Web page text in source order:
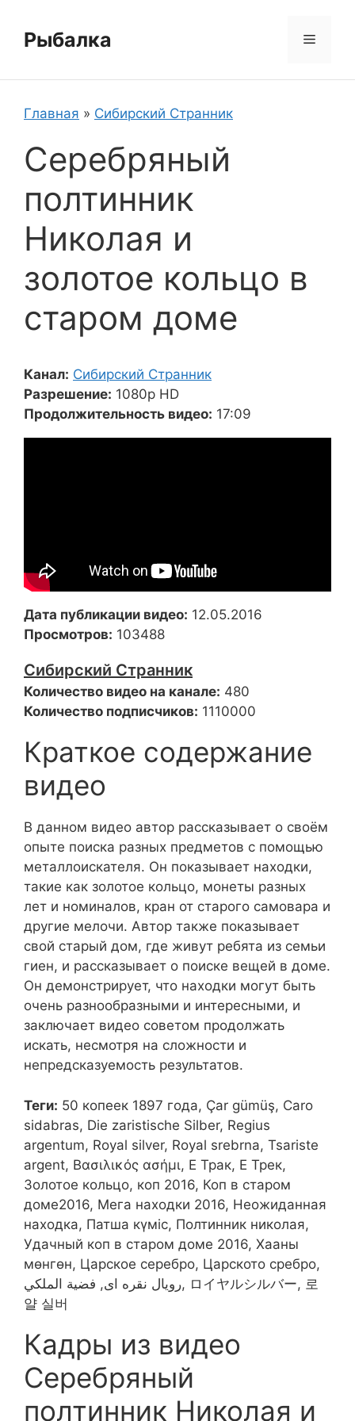
содержимому
Рыбалка Меню
Главная » Сибирский Странник
Серебряный
полтинник
Николая и
золотое кольцо в
старом доме
Канал: Сибирский Странник
Разрешение: 1080p HD
Продолжительность видео: 17:09
Дата публикации видео: 12.05.2016
Просмотров: 103488
Сибирский Странник
Количество видео на канале: 480
Количество подписчиков: 1110000
Краткое содержание
видео
В данном видео автор рассказывает о своём
опыте поиска разных предметов с помощью
металлоискателя. Он показывает находки,
такие как золотое кольцо, монеты разных
лет и номиналов, кран от старого самовара и
другие мелочи. Автор также показывает
свой старый дом, где живут ребята из семьи
гиен, и рассказывает о поиске вещей в доме.
Он демонстрирует, что находки могут быть
очень разнообразными и интересными, и
заключает видео советом продолжать
искать, несмотря на сложности и
непредсказуемость результатов.
Теги: 50 копеек 1897 года, Çar gümüş, Caro
sidabras, Die zaristische Silber, Regius
argentum, Royal silver, Royal srebrna, Tsariste
argent, Βασιλικός ασήμι, Е Трак, Е Трек,
Золотое кольцо, коп 2016, Коп в старом
доме2016, Мега находки 2016, Неожиданная
находка, Патша күміс, Полтинник николая,
Удачный коп в старом доме 2016, Хааны
мөнгөн, Царское серебро, Царското сребро,
رویال نقره ای, فضية الملكي, ロイヤルシルバー, 로
얄 실버
Кадры из видео
Серебряный
полтинник Николая и